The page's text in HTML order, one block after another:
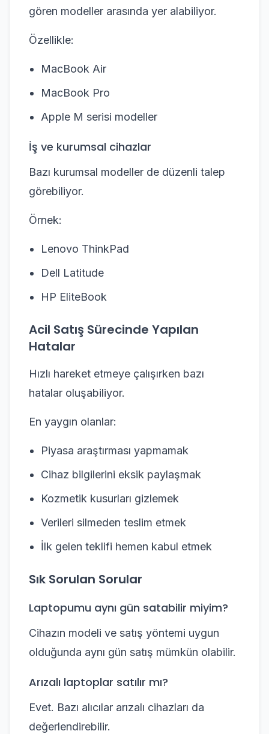
gören modeller arasında yer alabiliyor.
Özellikle:
MacBook Air
MacBook Pro
Apple M serisi modeller
İş ve kurumsal cihazlar
Bazı kurumsal modeller de düzenli talep
görebiliyor.
Örnek:
Lenovo ThinkPad
Dell Latitude
HP EliteBook
Acil Satış Sürecinde Yapılan
Hatalar
Hızlı hareket etmeye çalışırken bazı
hatalar oluşabiliyor.
En yaygın olanlar:
Piyasa araştırması yapmamak
Cihaz bilgilerini eksik paylaşmak
Kozmetik kusurları gizlemek
Verileri silmeden teslim etmek
İlk gelen teklifi hemen kabul etmek
Sık Sorulan Sorular
Laptopumu aynı gün satabilir miyim?
Cihazın modeli ve satış yöntemi uygun
olduğunda aynı gün satış mümkün olabilir.
Arızalı laptoplar satılır mı?
Evet. Bazı alıcılar arızalı cihazları da
değerlendirebilir.